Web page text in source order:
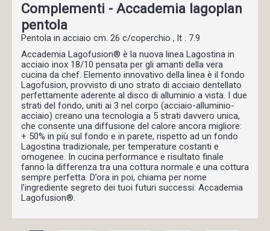
Complementi - Accademia lagoplan
pentola
Pentola in acciaio cm. 26 c/coperchio , lt . 7.9
Accademia Lagofusion® è la nuova linea Lagostina in
acciaio inox 18/10 pensata per gli amanti della vera
cucina da chef. Elemento innovativo della linea è il fondo
Lagofusion, provvisto di uno strato di acciaio dentellato
perfettamente aderente al disco di alluminio a vista. I due
strati del fondo, uniti ai 3 nel corpo (acciaio-alluminio-
acciaio) creano una tecnologia a 5 strati davvero unica,
che consente una diffusione del calore ancora migliore:
+ 50% in più sul fondo e in parete, rispetto ad un fondo
Lagostina tradizionale, per temperature costanti e
omogenee. In cucina performance e risultato finale
fanno la differenza tra una cottura normale e una cottura
sempre perfetta. D’ora in poi, chiama per nome
l’ingrediente segreto dei tuoi futuri successi: Accademia
Lagofusion®.